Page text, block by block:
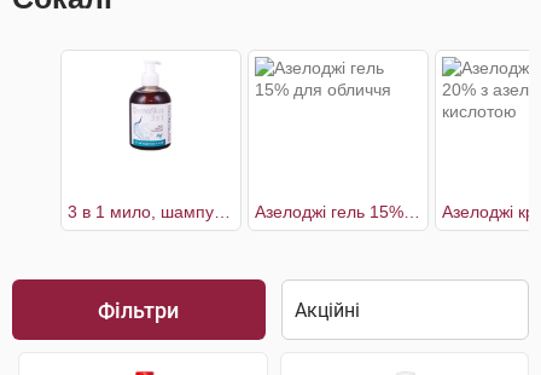
Фільтри